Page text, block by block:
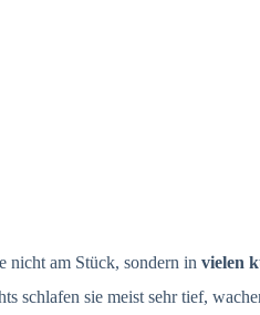
nicht am Stück, sondern in vielen
schlafen sie meist sehr tief,